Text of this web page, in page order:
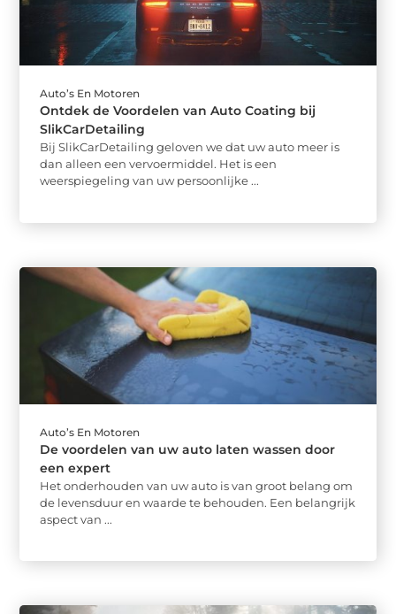
Auto’s En Motoren
Ontdek de Voordelen van Auto Coating bij
SlikCarDetailing
Bij SlikCarDetailing geloven we dat uw auto meer is
dan alleen een vervoermiddel. Het is een
weerspiegeling van uw persoonlijke ...
Auto’s En Motoren
De voordelen van uw auto laten wassen door
een expert
Het onderhouden van uw auto is van groot belang om
de levensduur en waarde te behouden. Een belangrijk
aspect van ...